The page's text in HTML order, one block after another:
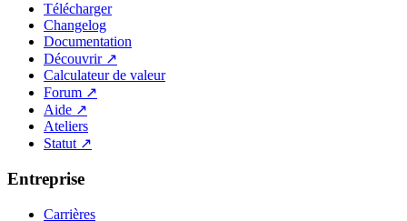
Télécharger
Changelog
Documentation
Découvrir↗
Calculateur de valeur
Forum ↗
Aide ↗
Ateliers
Statut↗
Entreprise
Carrières